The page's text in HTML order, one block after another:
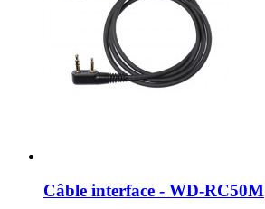
Câble interface - WD-RC50M